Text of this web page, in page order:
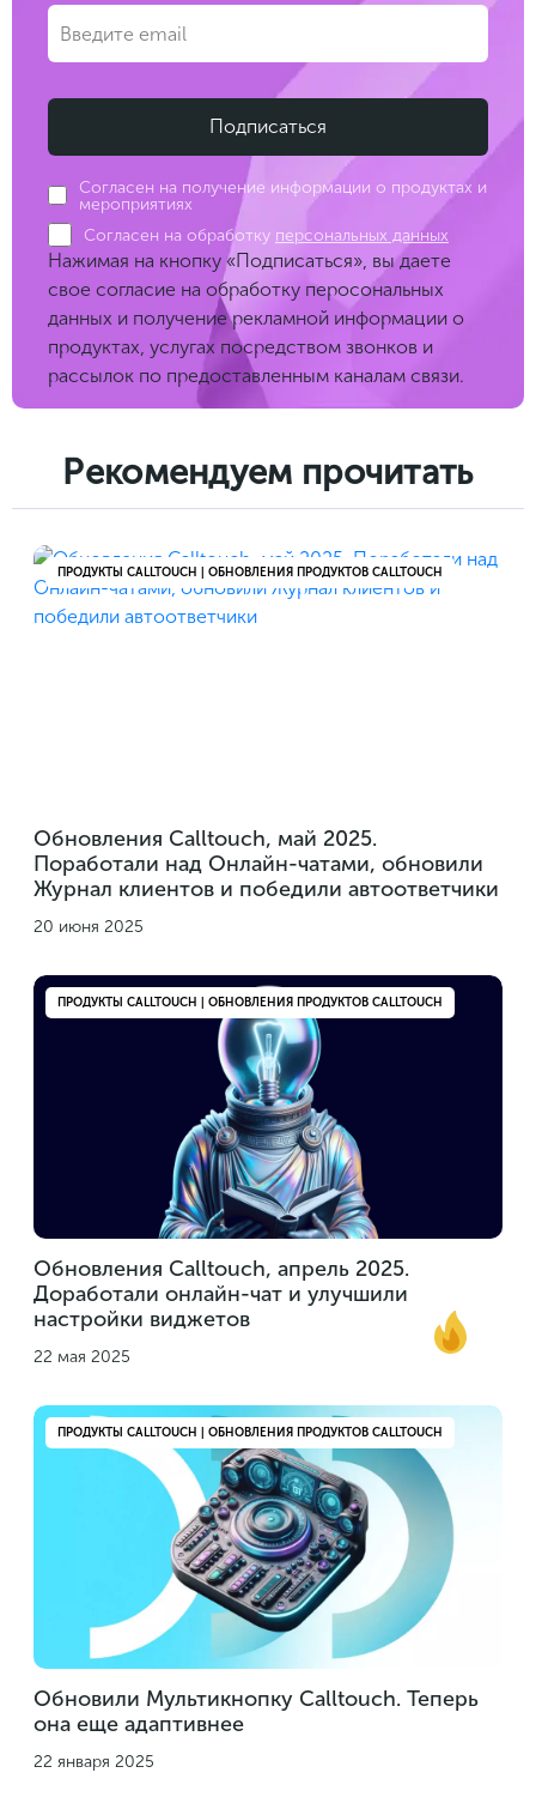
Согласен на получение информации о продуктах и
мероприятиях
Согласен на обработку персональных данных
Нажимая на кнопку «Подписаться», вы даете
свое согласие на обработку перосональных
данных и получение рекламной информации о
продуктах, услугах посредством звонков и
рассылок по предоставленным каналам связи.
Рекомендуем прочитать
ПРОДУКТЫ CALLTOUCH | ОБНОВЛЕНИЯ ПРОДУКТОВ CALLTOUCH
Обновления Calltouch, май 2025.
Поработали над Онлайн-чатами, обновили
Журнал клиентов и победили автоответчики
20 июня 2025
ПРОДУКТЫ CALLTOUCH | ОБНОВЛЕНИЯ ПРОДУКТОВ CALLTOUCH
Обновления Calltouch, апрель 2025.
Доработали онлайн-чат и улучшили
настройки виджетов
22 мая 2025
ПРОДУКТЫ CALLTOUCH | ОБНОВЛЕНИЯ ПРОДУКТОВ CALLTOUCH
Обновили Мультикнопку Calltouch. Теперь
она еще адаптивнее
22 января 2025